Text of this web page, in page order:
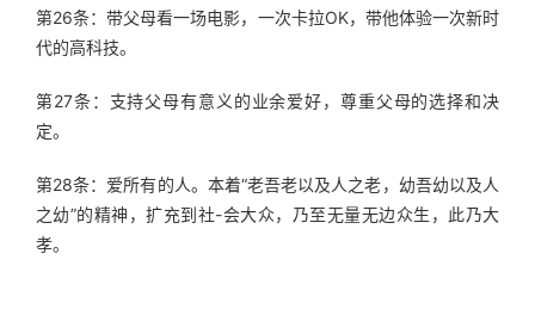
第26条：带父母看一场电影，一次卡拉OK，带他体验一次新时
代的高科技。
第27条：支持父母有意义的业余爱好，尊重父母的选择和决
定。
第28条：爱所有的人。本着“老吾老以及人之老，幼吾幼以及人
之幼”的精神，扩充到社-会大众，乃至无量无边众生，此乃大
孝。